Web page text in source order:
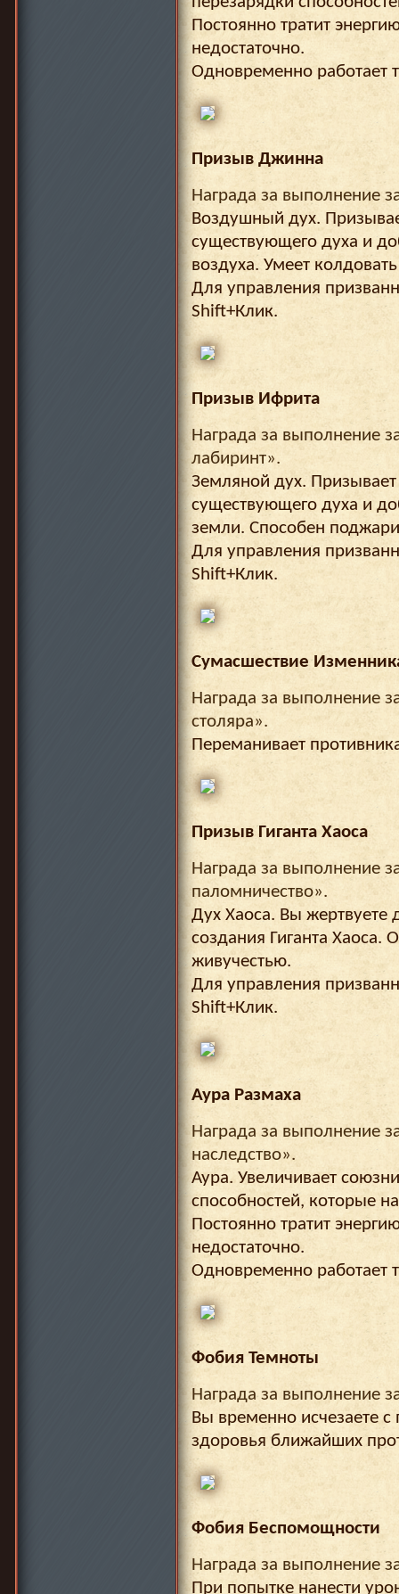
Постоянно тратит
недостаточно.
Одновременно работает
Призыв Джинна
Награда за выполнение
Воздушный дух.
существующего духа и
воздуха. Умеет
Для управления
Shift+Клик.
Призыв Ифрита
Награда за выполнение
лабиринт».
Земляной дух.
существующего духа и
земли. Способен
Для управления
Shift+Клик.
Сумасшествие
Награда за выполнение
столяра».
Переманивает
Призыв Гиганта Хаоса
Награда за выполнение
паломничество».
Дух Хаоса. Вы
создания Гиганта Хаоса.
живучестью.
Для управления
Shift+Клик.
Аура Размаха
Награда за выполнение
наследство».
Аура. Увеличивает
способностей, которые
Постоянно тратит
недостаточно.
Одновременно работает
Фобия Темноты
Награда за выполнение
Вы временно исчезаете с
здоровья ближайших
Фобия Беспомощности
Награда за выполнение
При попытке нанести